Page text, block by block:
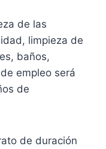
de las
limpieza de
baños,
empleo será
de
de duración